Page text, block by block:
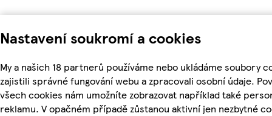
Nastavení soukromí a cookies
My a našich 18 partnerů používáme nebo ukládáme soubory
zajistili správné fungování webu a zpracovali osobní údaje.
všech cookies nám umožníte zobrazovat například také
reklamu. V opačném případě zůstanou aktivní jen nezbytné